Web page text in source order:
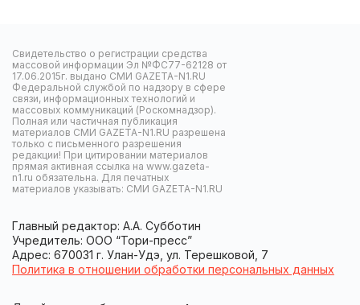
Свидетельство о регистрации средства
массовой информации Эл №ФС77-62128 от
17.06.2015г. выдано СМИ GAZETA-N1.RU
Федеральной службой по надзору в сфере
связи, информационных технологий и
массовых коммуникаций (Роскомнадзор).
Полная или частичная публикация
материалов СМИ GAZETA-N1.RU разрешена
только с письменного разрешения
редакции! При цитировании материалов
прямая активная ссылка на www.gazeta-
n1.ru обязательна. Для печатных
материалов указывать: СМИ GAZETA-N1.RU
Главный редактор: А.А. Субботин
Учредитель: ООО “Тори-пресс”
Адрес: 670031 г. Улан-Удэ, ул. Терешковой, 7
Политика в отношении обработки персональных данных